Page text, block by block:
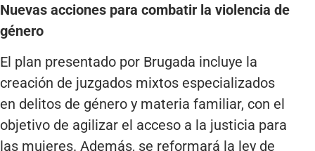
Nuevas acciones para combatir la violencia de
género
El plan presentado por Brugada incluye la
creación de juzgados mixtos especializados
en delitos de género y materia familiar, con el
objetivo de agilizar el acceso a la justicia para
las mujeres. Además, se reformará la ley de